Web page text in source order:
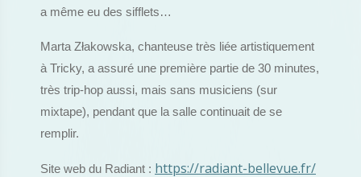
a même eu des sifflets…
Marta Złakowska, chanteuse très liée artistiquement
à Tricky, a assuré une première partie de 30 minutes,
très trip-hop aussi, mais sans musiciens (sur
mixtape), pendant que la salle continuait de se
remplir.
Site web du Radiant : https://radiant-bellevue.fr/